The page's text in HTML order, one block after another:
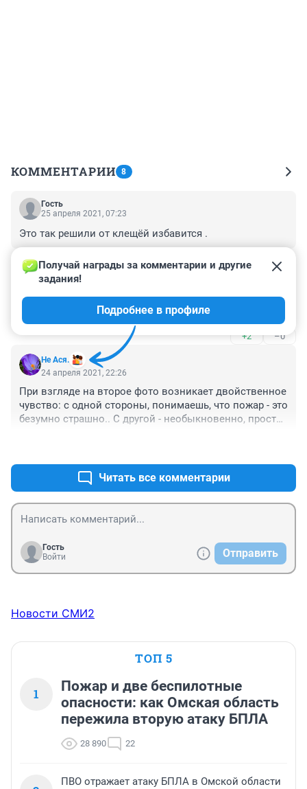
КОММЕНТАРИИ 8
Гость
25 апреля 2021, 07:23
Это так решили от клещёй избавится .
–0
Гость
Видимо скоро там будет стройка
+2 –0
Не Ася.
Получай награды за комментарии и другие
задания!
Подробнее в профиле
24 апреля 2021, 22:26
При взгляде на второе фото возникает двойственное
чувство: с одной стороны, понимаешь, что пожар - это
безумно страшно.. С другой - необыкновенно, просто
чудесные фото. ❤️😊 Читать все комментарии
Гость
Войти
Отправить
Новости СМИ2
ТОП 5
1
Пожар и две беспилотные
опасности: как Омская область
пережила вторую атаку БПЛА
28 890 22
ПВО отражает атаку БПЛА в Омской области